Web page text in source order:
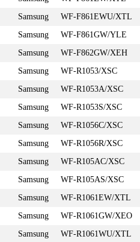
Samsung
WF-F861EWU/XTL
Samsung
WF-F861GW/YLE
Samsung
WF-F862GW/XEH
Samsung
WF-R1053/XSC
Samsung
WF-R1053A/XSC
Samsung
WF-R1053S/XSC
Samsung
WF-R1056C/XSC
Samsung
WF-R1056R/XSC
Samsung
WF-R105AC/XSC
Samsung
WF-R105AS/XSC
Samsung
WF-R1061EW/XTL
Samsung
WF-R1061GW/XEO
Samsung
WF-R1061WU/XTL